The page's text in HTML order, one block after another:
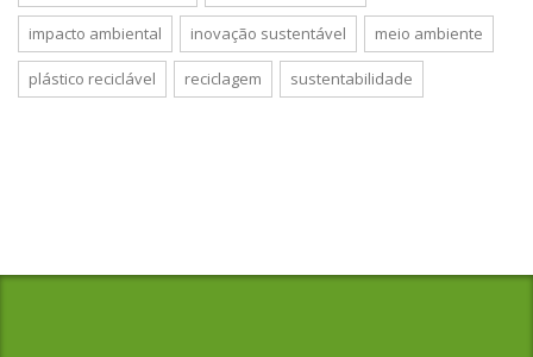
impacto ambiental inovação sustentável meio ambiente
plástico reciclável reciclagem sustentabilidade